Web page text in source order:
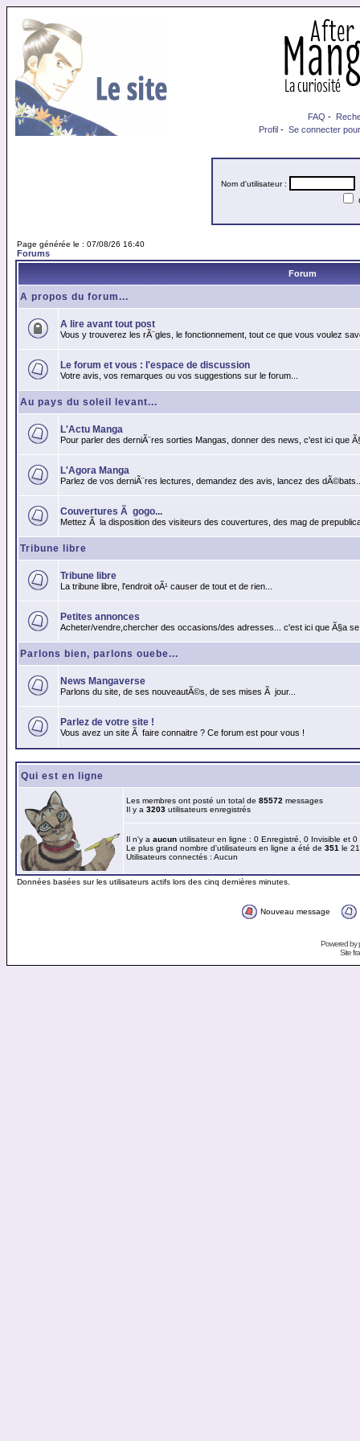
FAQ -
Profil - Se connecter
Nom d'utilisateur :
Page générée le : 07/08/26 16:40
Forums
Forum
A propos du forum...
A lire avant tout post
Vous y trouverez les rÃ¨gles, le fonctionnement, tout ce que vous voulez
Le forum et vous : l'espace de discussion
Votre avis, vos remarques ou vos suggestions sur le forum...
Au pays du soleil levant...
L'Actu Manga
Pour parler des derniÃ¨res sorties Mangas, donner des news, c'est ici que
L'Agora Manga
Parlez de vos derniÃ¨res lectures, demandez des avis, lancez des
Couvertures Ã gogo...
Mettez Ã la disposition des visiteurs des couvertures, des mag de
Tribune libre
Tribune libre
La tribune libre, l'endroit oÃ¹ causer de tout et de rien...
Petites annonces
Acheter/vendre,chercher des occasions/des adresses... c'est ici que Ã§a
Parlons bien, parlons ouebe...
News Mangaverse
Parlons du site, de ses nouveautÃ©s, de ses mises Ã jour...
Parlez de votre site !
Vous avez un site Ã faire connaitre ? Ce forum est pour vous !
Qui est en ligne
Les membres ont posté un total de 85572 messages
Il y a 3203 utilisateurs enregistrés
Il n'y a aucun utilisateur en ligne : 0 Enregistré, 0 Invisible et
Le plus grand nombre d'utilisateurs en ligne a été de 351 le
Utilisateurs connectés : Aucun
Données basées sur les utilisateurs actifs lors des cinq dernières minutes.
Nouveau message
Powered by
Site